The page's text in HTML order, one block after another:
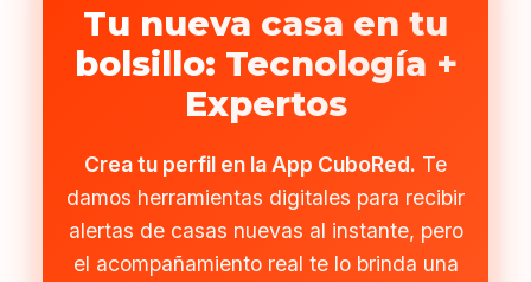
Tu nueva casa en tu
bolsillo: Tecnología +
Expertos
Crea tu perfil en la App CuboRed. Te
damos herramientas digitales para recibir
alertas de casas nuevas al instante, pero
el acompañamiento real te lo brinda una